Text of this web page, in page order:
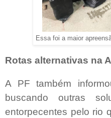
Essa foi a maior
Rotas alternativas na
A PF também
buscando outras
entorpecentes pelo rio